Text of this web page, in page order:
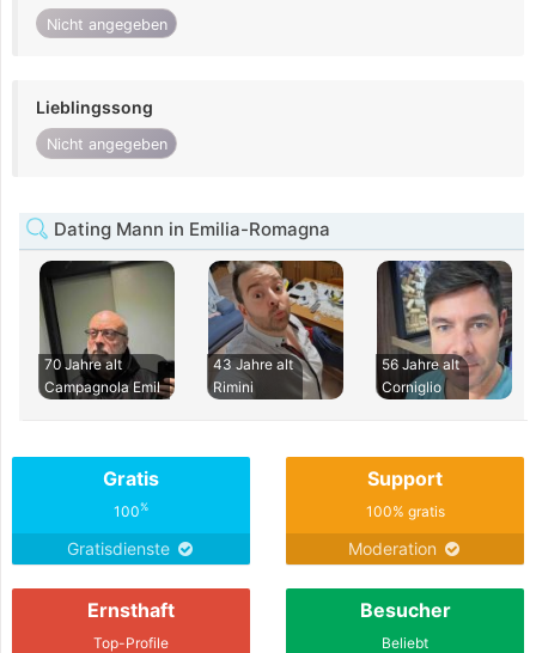
Nicht angegeben
Lieblingssong
Nicht angegeben
Dating Mann in Emilia-Romagna
70 Jahre alt
Campagnola Emil
43 Jahre alt
Rimini
56 Jahre alt
Corniglio
Gratis
100%
Gratisdienste
Support
100% gratis
Moderation
Ernsthaft
Top-Profile
Besucher
Beliebt